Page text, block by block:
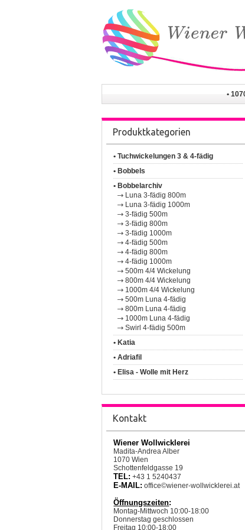
•
Produktkategorien
• Tuchwickelungen 3 & 4-fädig
• Bobbels
• Bobbelarchiv
Luna 3-fädig 800m
Luna 3-fädig 1000m
3-fädig 500m
3-fädig 800m
3-fädig 1000m
4-fädig 500m
4-fädig 800m
4-fädig 1000m
500m 4/4 Wickelung
800m 4/4 Wickelung
1000m 4/4 Wickelung
500m Luna 4-fädig
800m Luna 4-fädig
1000m Luna 4-fädig
Swirl 4-fädig 500m
• Katia
• Adriafil
• Elisa - Wolle mit Herz
Kontakt
Wiener Wollwicklerei
Madita-Andrea Alber
1070 Wien
Schottenfeldgasse 19
TEL: +43 1 5240437
E-MAIL: office©wiener-wollwicklerei.at
Öffnungszeiten:
Montag-Mittwoch 10:00-18:00
Donnerstag geschlossen
Freitag 10:00-18:00